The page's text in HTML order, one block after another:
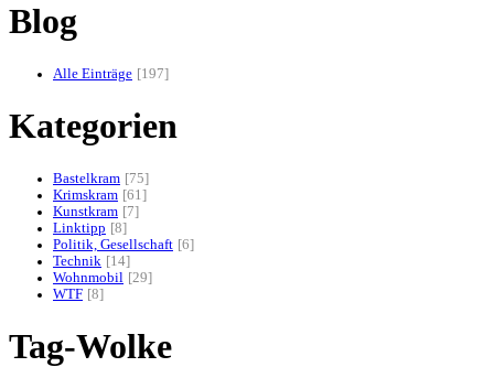
Blog
Alle Einträge 197
Kategorien
Bastelkram
75
Krimskram 61
Kunstkram
7
Linktipp
8
Politik, Gesellschaft 6
Technik
14
Wohnmobil
29
WTF 8
Tag-Wolke